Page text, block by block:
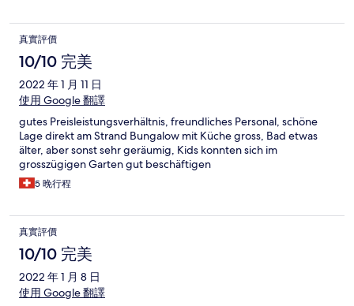
friendly and helpful. Expect a $40 to $50 cab fare for the 30 km
ride from the ferry.
真實評價
10/10 完美
2022 年 1 月 11 日
使用 Google 翻譯
gutes Preisleistungsverhältnis, freundliches Personal, schöne
Lage direkt am Strand Bungalow mit Küche gross, Bad etwas
älter, aber sonst sehr geräumig, Kids konnten sich im
grosszügigen Garten gut beschäftigen
5 晚行程
真實評價
10/10 完美
2022 年 1 月 8 日
使用 Google 翻譯